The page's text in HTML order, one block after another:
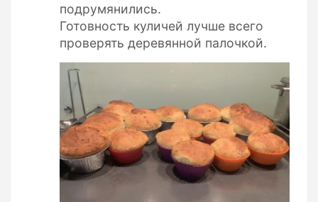
подрумянились.
Готовность куличей лучше всего
проверять деревянной палочкой.